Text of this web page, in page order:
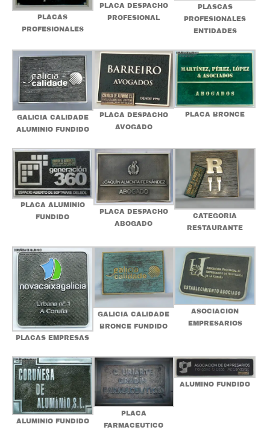
PLACAS
PROFESIONALES
PLACA DESPACHO
PROFESIONAL
PLASCAS
PROFESIONALES
ENTIDADES
GALICIA CALIDADE
ALUMINIO FUNDIDO
PLACA DESPACHO
AVOGADO
PLACA BRONCE
PLACA ALUMINIO
FUNDIDO
PLACA DESPACHO
ABOGADO
CATEGORIA
RESTAURANTE
PLACAS EMPRESAS
GALICIA CALIDADE
BRONCE FUNDIDO
ASOCIACION
EMPRESARIOS
ALUMINIO FUNDIDO
PLACA
FARMACEUTICO
ALUMINO FUNDIDO